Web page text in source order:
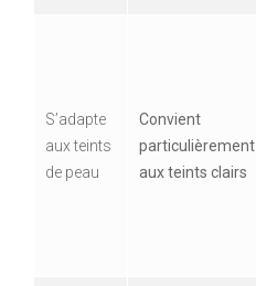
S’adapte
aux teints
de peau
Convient
particulièrement
aux teints clairs